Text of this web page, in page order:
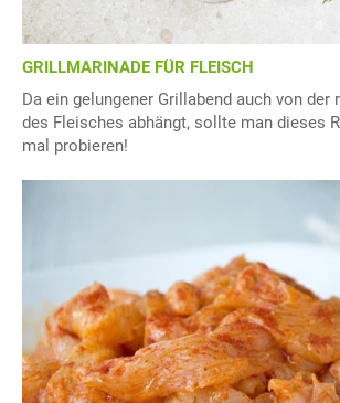
GRILLMARINADE FÜR FLEISCH
Da ein gelungener Grillabend auch von der
des Fleisches abhängt, sollte man dieses
mal probieren!